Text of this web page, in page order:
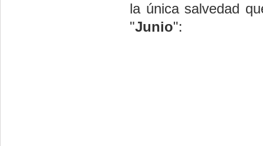
la única salvedad
"Junio":